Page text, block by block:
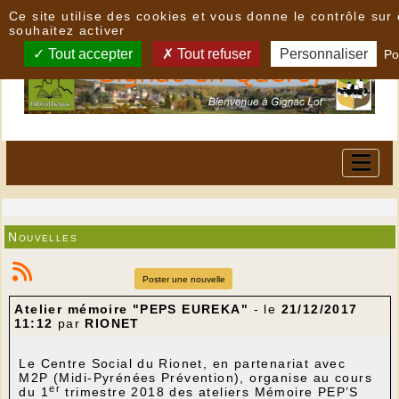
Nouvelles
Poster une nouvelle
Atelier mémoire "PEPS EUREKA" - le 21/12/2017
11:12 par RIONET
Le Centre Social du Rionet, en partenariat avec
M2P (Midi-Pyrénées Prévention), organise au cours
du 1er trimestre 2018 des ateliers Mémoire PEP’S
Ce site utilise des cookies et vous donne le contrôle sur
souhaitez activer
Tout accepter Tout refuser Personnaliser